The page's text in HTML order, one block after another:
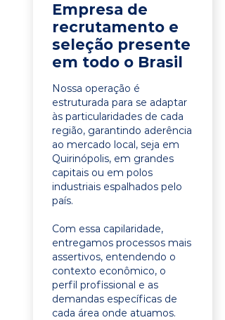
Empresa de
recrutamento e
seleção presente
em todo o Brasil
Nossa operação é
estruturada para se adaptar
às particularidades de cada
região, garantindo aderência
ao mercado local, seja em
Quirinópolis, em grandes
capitais ou em polos
industriais espalhados pelo
país.
Com essa capilaridade,
entregamos processos mais
assertivos, entendendo o
contexto econômico, o
perfil profissional e as
demandas específicas de
cada área onde atuamos.